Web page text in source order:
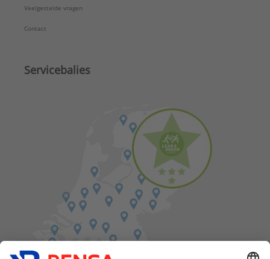
Veelgestelde vragen
Contact
Servicebalies